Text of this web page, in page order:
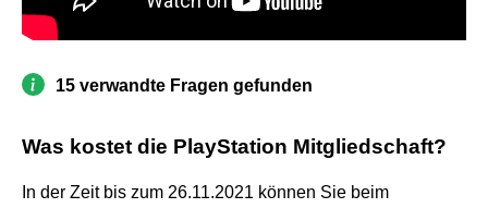
15 verwandte Fragen gefunden
Was kostet die PlayStation Mitgliedschaft?
In der Zeit bis zum 26.11.2021 können Sie beim